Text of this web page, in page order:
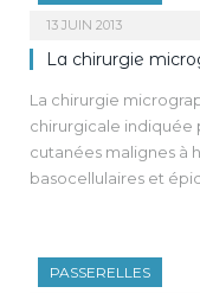
13 JUIN 2013
La chirurgie
La chirurgie
chirurgicale indiquée
cutanées malignes à
basocellulaires et
couches
parfaitement
PASSERELLES